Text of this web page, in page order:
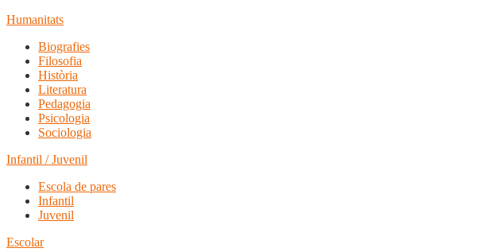
Humanitats
Biografies
Filosofia
Història
Literatura
Pedagogia
Psicologia
Sociologia
Infantil / Juvenil
Escola de pares
Infantil
Juvenil
Escolar